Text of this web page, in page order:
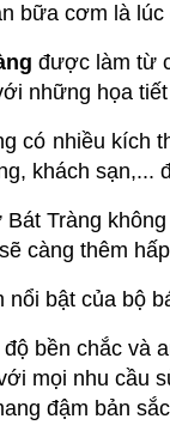
bữa cơm là
được làm từ
những họa
có nhiều kích
khách
Tràng
càng thêm
bật của bộ
bền chắc và
mọi nhu cầu
đậm bản